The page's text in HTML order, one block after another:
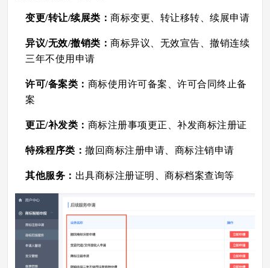
变更/转让/续展类： 商标变更、转让移转、续展申请
异议/无效/撤销类： 商标异议、无效宣告、撤销连续
三年不使用申请
许可/备案类： 商标使用许可备案、许可合同终止备
案
更正/补发类： 商标注册事项更正、补发商标注册证
特殊程序类：撤回商标注册申请、商标注销申请
其他服务： 出具商标注册证明、商标档案查询等